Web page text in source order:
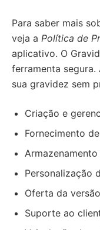
Para saber mais
veja a Política de
aplicativo. O
ferramenta
sua gravidez sem
Criação e
Fornecimento
Personalização
Oferta da
Suporte ao